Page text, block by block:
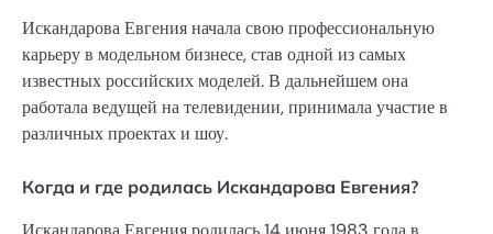
Искандарова Евгения начала свою профессиональную
карьеру в модельном бизнесе, став одной из самых
известных российских моделей. В дальнейшем она
работала ведущей на телевидении, принимала участие в
различных проектах и шоу.
Когда и где родилась Искандарова Евгения?